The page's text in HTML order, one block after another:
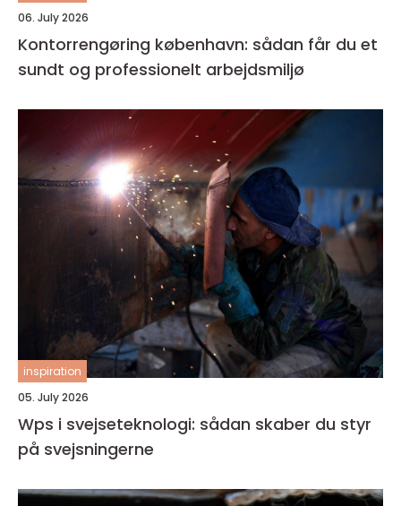
06. July 2026
Kontorrengøring københavn: sådan får du et
sundt og professionelt arbejdsmiljø
inspiration
05. July 2026
Wps i svejseteknologi: sådan skaber du styr
på svejsningerne